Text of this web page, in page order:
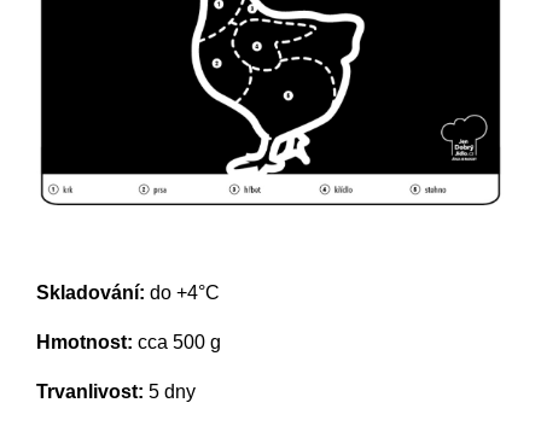
Skladování: do +4°C
Hmotnost: cca 500 g
Trvanlivost: 5 dny